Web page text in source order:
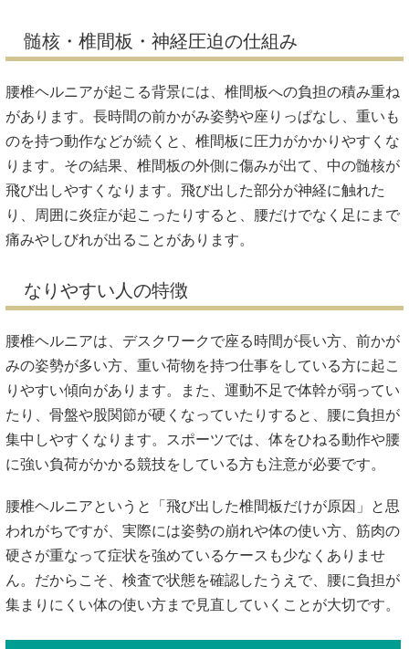
髄核・椎間板・神経圧迫の仕組み
腰椎ヘルニアが起こる背景には、椎間板への負担の積み重ね
があります。長時間の前かがみ姿勢や座りっぱなし、重いも
のを持つ動作などが続くと、椎間板に圧力がかかりやすくな
ります。その結果、椎間板の外側に傷みが出て、中の髄核が
飛び出しやすくなります。飛び出した部分が神経に触れた
り、周囲に炎症が起こったりすると、腰だけでなく足にまで
痛みやしびれが出ることがあります。
なりやすい人の特徴
腰椎ヘルニアは、デスクワークで座る時間が長い方、前かが
みの姿勢が多い方、重い荷物を持つ仕事をしている方に起こ
りやすい傾向があります。また、運動不足で体幹が弱ってい
たり、骨盤や股関節が硬くなっていたりすると、腰に負担が
集中しやすくなります。スポーツでは、体をひねる動作や腰
に強い負荷がかかる競技をしている方も注意が必要です。
腰椎ヘルニアというと「飛び出した椎間板だけが原因」と思
われがちですが、実際には姿勢の崩れや体の使い方、筋肉の
硬さが重なって症状を強めているケースも少なくありませ
ん。だからこそ、検査で状態を確認したうえで、腰に負担が
集まりにくい体の使い方まで見直していくことが大切です。